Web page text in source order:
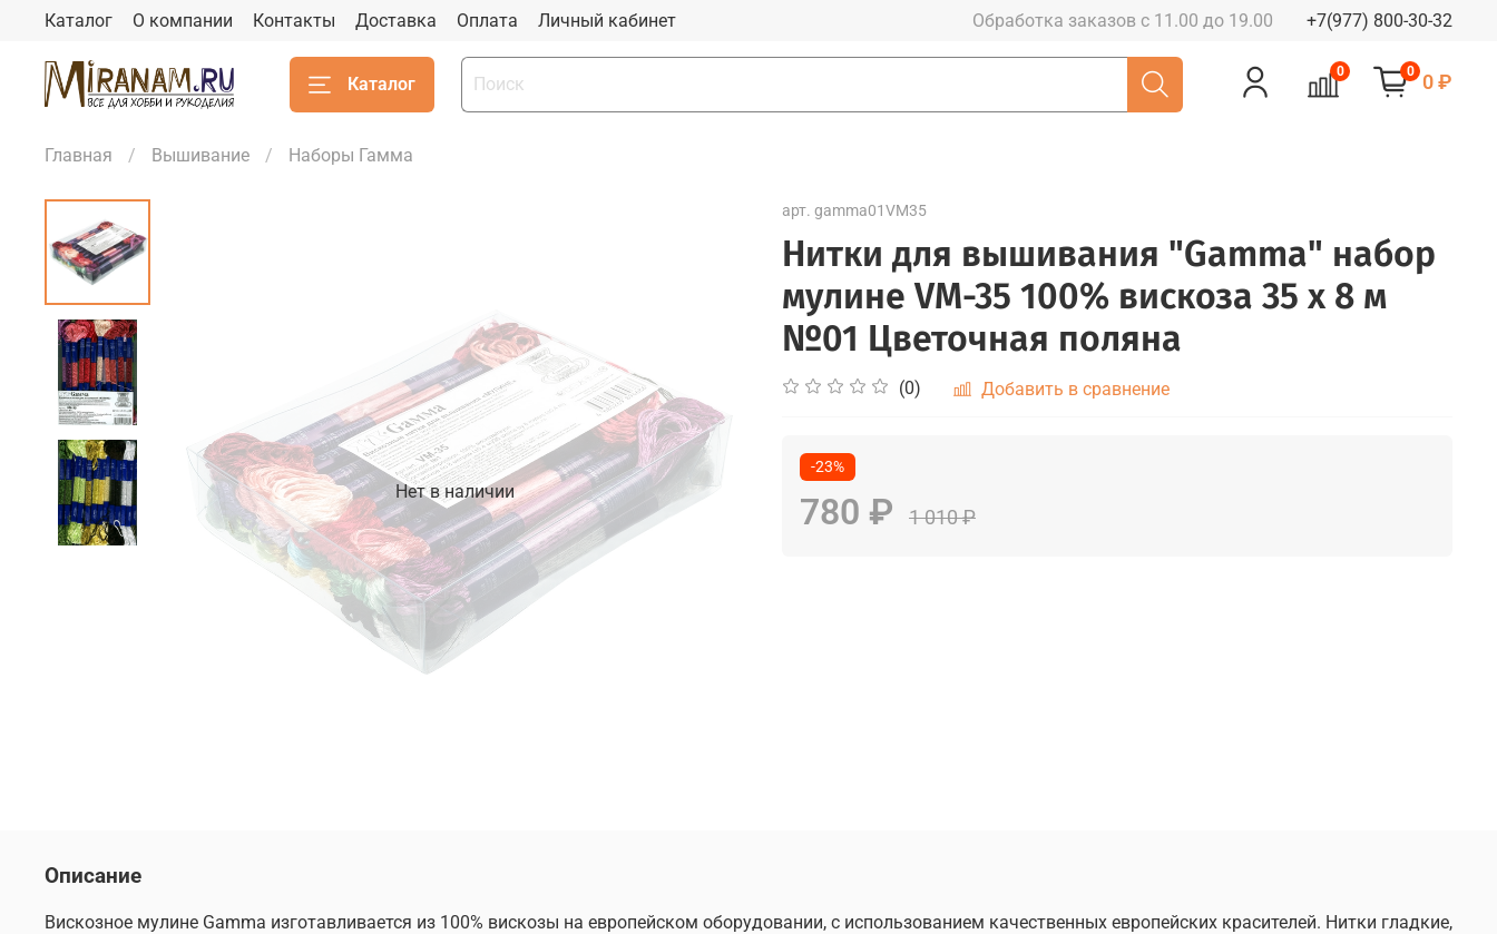
Каталог О компании Контакты Доставка Оплата Личный кабинет Обработка заказов с 11.00 до 19.00 +7(977) 800-30-32
Каталог
0 0 0 ₽
Главная Вышивание Наборы Гамма
Нет в наличии
арт. gamma01VM35
Нитки для вышивания "Gamma" набор
мулине VM-35 100% вискоза 35 x 8 м
№01 Цветочная поляна
(0) Добавить в сравнение
-23%
780 ₽ 1 010 ₽
Описание
Вискозное мулине Gamma изготавливается из 100% вискозы на европейском оборудовании, с использованием качественных европейских красителей. Нитки гладкие,